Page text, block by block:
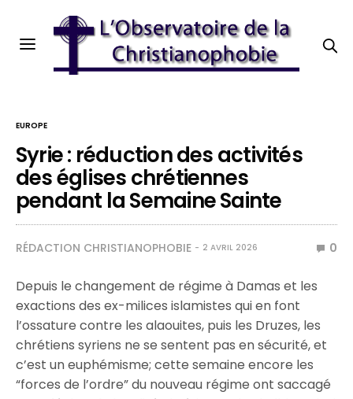
EUROPE
Syrie : réduction des activités
des églises chrétiennes
pendant la Semaine Sainte
RÉDACTION CHRISTIANOPHOBIE 2 AVRIL 2026 0
Depuis le changement de régime à Damas et les
exactions des ex-milices islamistes qui en font
l’ossature contre les alaouites, puis les Druzes, les
chrétiens syriens ne se sentent pas en sécurité, et
c’est un euphémisme; cette semaine encore les
“forces de l’ordre” du nouveau régime ont saccagé